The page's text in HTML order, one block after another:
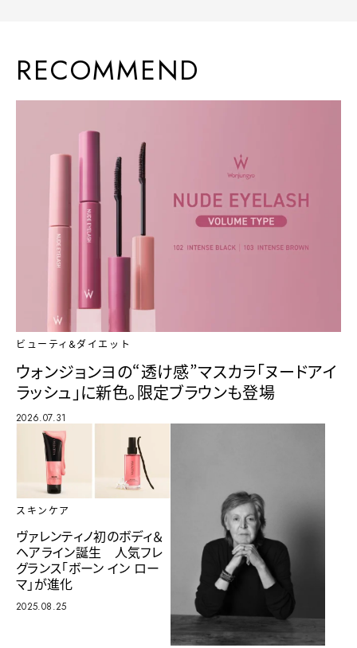
RECOMMEND
ビューティ&ダイエット
ウォンジョンヨの“透け感”マスカラ「ヌードアイ
ラッシュ」に新色。限定ブラウンも登場
2026.07.31
スキンケア
ヴァレンティノ初のボディ＆
ヘアライン誕生 人気フレ
グランス「ボーン イン ロー
マ」が進化
2025.08.25